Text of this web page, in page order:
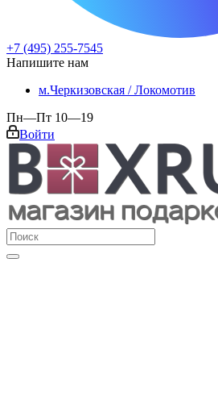
+7 (495) 255-7545
Напишите нам
м.Черкизовская / Локомотив
Пн—Пт 10—19
Войти